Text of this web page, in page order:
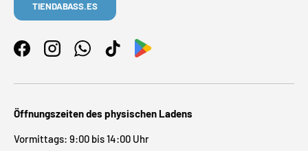
TIENDABASS.ES
FacebookInstagramWhatsAppTikTok
Öffnungszeiten des physischen Ladens
Vormittags: 9:00 bis 14:00 Uhr